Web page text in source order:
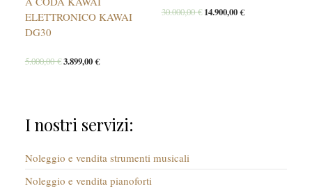
ELETTRONICO KAWAI
DG30
5.000,00€3.899,00€
30.000,00€ 14.900,00€
I nostri servizi:
Noleggio e vendita strumenti musicali
Noleggio e vendita pianoforti